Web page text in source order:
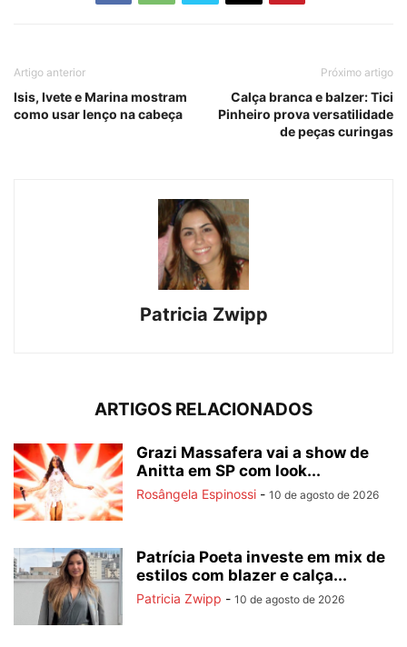
Artigo anterior
Isis, Ivete e Marina mostram
como usar lenço na cabeça
Próximo artigo
Calça branca e balzer: Tici
Pinheiro prova versatilidade
de peças curingas
Patricia Zwipp
ARTIGOS RELACIONADOS
Grazi Massafera vai a show de
Anitta em SP com look...
Rosângela Espinossi - 10 de agosto de 2026
Patrícia Poeta investe em mix de
estilos com blazer e calça...
Patricia Zwipp - 10 de agosto de 2026